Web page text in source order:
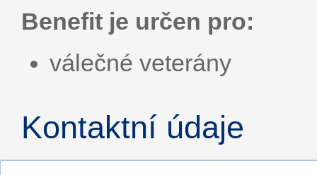
Benefit je určen pro:
válečné veterány
Kontaktní údaje